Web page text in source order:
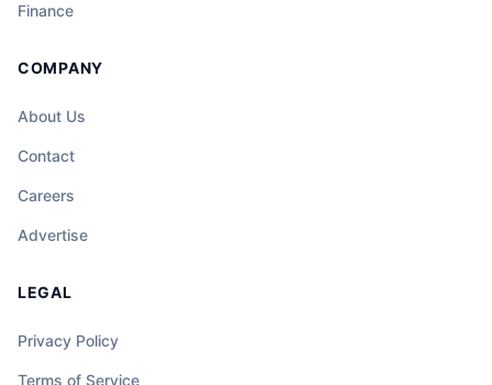
Finance
COMPANY
About Us
Contact
Careers
Advertise
LEGAL
Privacy Policy
Terms of Service